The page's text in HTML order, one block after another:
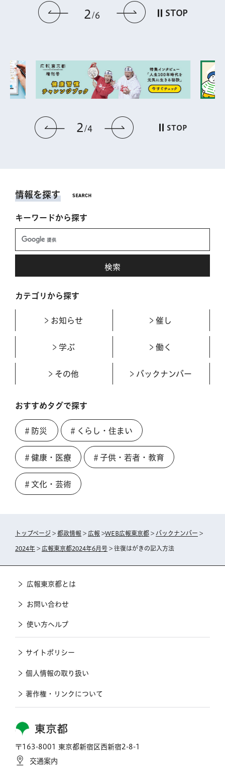
前のスライドを表示
2 6 次のスライドを
STOP
前のスライドを表示
2 4 次のスライドを表
STOP
情報を探す
キーワードから探す
カテゴリから探す
お知らせ 催し
学ぶ 働く
その他 バックナンバー
おすすめタグで探す
＃防災 ＃くらし・住まい
＃健康・医療 ＃子供・若者・教育
＃文化・芸術
トップページ > 都政情報 > 広報 >WEB広報東京都 > バックナンバー >
2024年 > 広報東京都2024年6月号 > 往復はがきの記入方法
東京都
〒163-8001 東京都新宿区西新宿2-8-1
交通案内
広報東京都とは
お問い合わせ
使い方ヘルプ
サイトポリシー
個人情報の取り扱い
著作権・リンクについて